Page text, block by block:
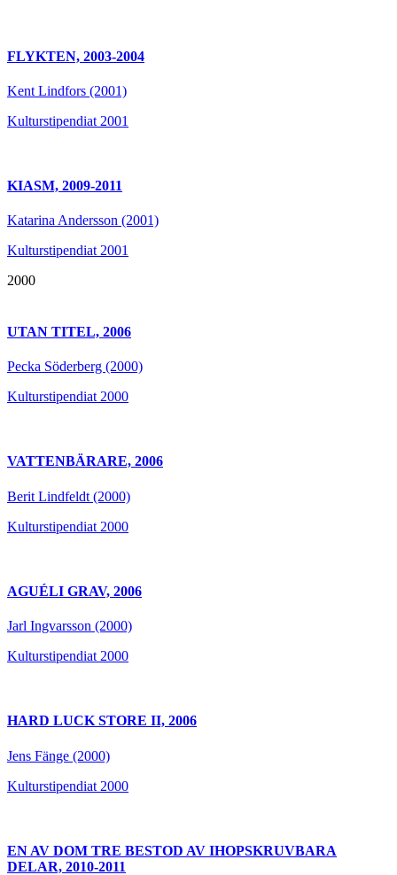
FLYKTEN, 2003-2004
Kent Lindfors (2001)
Kulturstipendiat 2001
KIASM, 2009-2011
Katarina Andersson (2001)
Kulturstipendiat 2001
2000
UTAN TITEL, 2006
Pecka Söderberg (2000)
Kulturstipendiat 2000
VATTENBÄRARE, 2006
Berit Lindfeldt (2000)
Kulturstipendiat 2000
AGUÉLI GRAV, 2006
Jarl Ingvarsson (2000)
Kulturstipendiat 2000
HARD LUCK STORE II, 2006
Jens Fänge (2000)
Kulturstipendiat 2000
EN AV DOM TRE BESTOD AV IHOPSKRUVBARA
DELAR, 2010-2011